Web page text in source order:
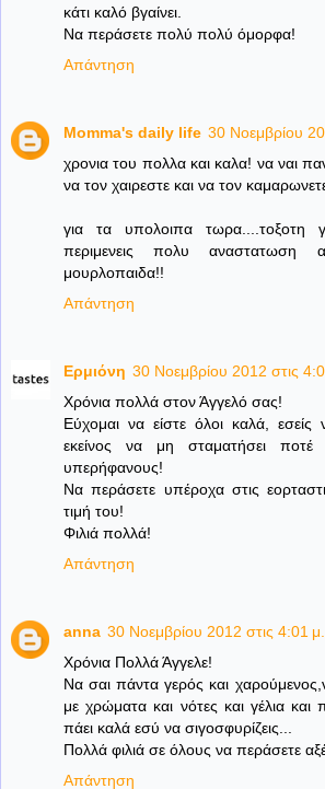
κάτι καλό βγαίνει.
Να περάσετε πολύ πολύ όμορφα!
Απάντηση
Momma's daily life 30 Νοεμβρίου
χρονια του πολλα και καλα! να ναι
να τον χαιρεστε και να τον
για τα υπολοιπα τωρα....τοξοτη
περιμενεις πολυ αναστατωση
μουρλοπαιδα!!
Απάντηση
Ερμιόνη 30 Νοεμβρίου 2012 στις
Χρόνια πολλά στον Άγγελό σας!
Εύχομαι να είστε όλοι καλά, εσείς
εκείνος να μη σταματήσει
υπερήφανους!
Να περάσετε υπέροχα στις
τιμή του!
Φιλιά πολλά!
Απάντηση
anna 30 Νοεμβρίου 2012 στις 4:01
Xρόνια Πολλά Άγγελε!
Να σαι πάντα γερός και
με χρώματα και νότες και γέλια και
πάει καλά εσύ να σιγοσφυρίζεις...
Πολλά φιλιά σε όλους να περάσετε
Απάντηση